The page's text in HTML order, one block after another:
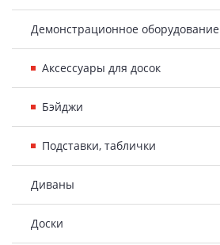
Демонстрационное оборудование
Аксессуары для досок
Бэйджи
Подставки, таблички
Диваны
Доски